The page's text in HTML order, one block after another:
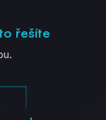
řešíte